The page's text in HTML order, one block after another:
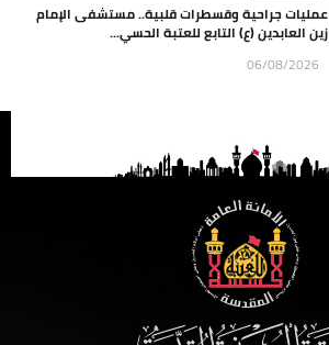
عمليات جراحية وقسطرات قلبية.. مستشفى الإمام
زين العابدين (ع) التابع للعتبة الحسي...
06/08/2026